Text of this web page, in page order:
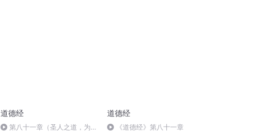
道德经
第八十一章（圣人之道，为而
道德经
《道德经》第八十一章